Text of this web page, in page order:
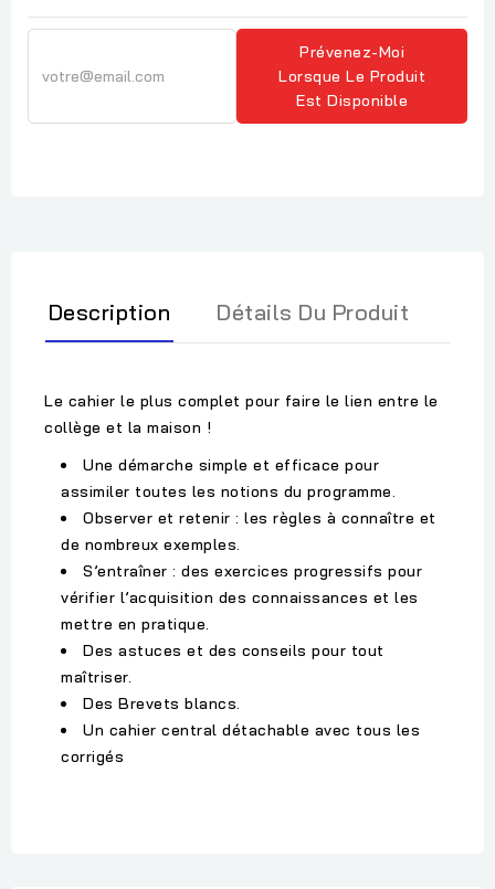
Prévenez-Moi
Lorsque Le Produit
Est Disponible
Description Détails Du Produit
Le cahier le plus complet pour faire le lien entre le
collège et la maison !
Une démarche simple et efficace pour
assimiler toutes les notions du programme.
Observer et retenir : les règles à connaître et
de nombreux exemples.
S’entraîner : des exercices progressifs pour
vérifier l’acquisition des connaissances et les
mettre en pratique.
Des astuces et des conseils pour tout
maîtriser.
Des Brevets blancs.
Un cahier central détachable avec tous les
corrigés